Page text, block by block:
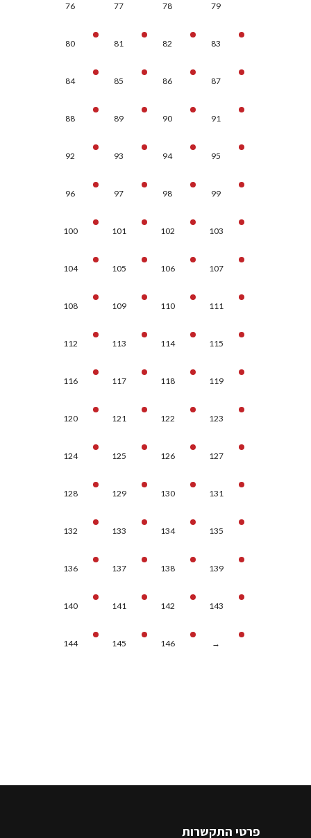
76 77 78 79
80 81 82 83
84 85 86 87
88 89 90 91
92 93 94 95
96 97 98 99
100 101 102 103
104 105 106 107
108 109 110 111
112 113 114 115
116 117 118 119
120 121 122 123
124 125 126 127
128 129 130 131
132 133 134 135
136 137 138 139
140 141 142 143
144 145 146 →
פרטי התקשרות